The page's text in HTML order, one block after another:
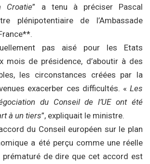
Croatie” a tenu à préciser Pascal
plénipotentiaire de l’Ambassade
pas aisé pour les Etats
mois de présidence, d’aboutir à des
les circonstances créées par la
exacerber ces difficultés. « Les
du Conseil de l’UE ont été
à un tiers”, expliquait le ministre.
du Conseil européen sur le plan
a été perçu comme une réelle
de dire que cet accord est